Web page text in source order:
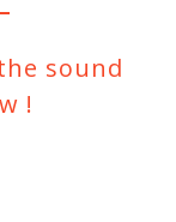
sound
!